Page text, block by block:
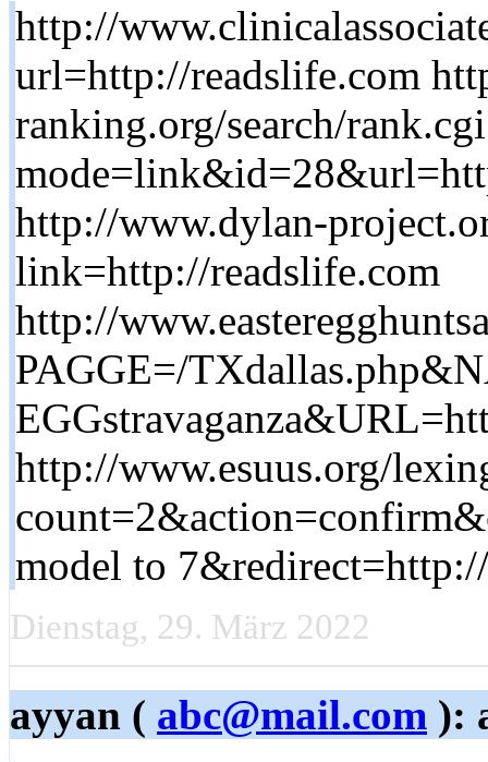
http://
url=http://readslife.com
ranking.org/search/
http://www.dylan-
link=http://readslife.com
http://
PAGGE=/
http://www.esuus.org/
model to
Dienstag, 29. März 2022
ayyan ( abc@mail.com ):